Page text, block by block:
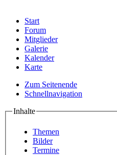
Start
Forum
Mitglieder
Galerie
Kalender
Karte
Zum Seitenende
Schnellnavigation
Inhalte
Themen
Bilder
Termine